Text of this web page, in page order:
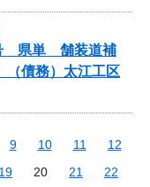
号 県単 舗装道補
（債務）太江工区
9 10 11
12
19 20 21
22